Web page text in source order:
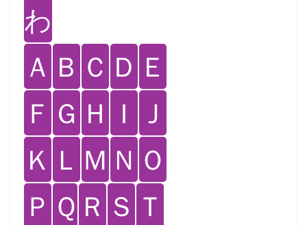
わ
Ａ Ｂ Ｃ Ｄ Ｅ
Ｆ Ｇ Ｈ Ｉ Ｊ
Ｋ Ｌ Ｍ Ｎ Ｏ
Ｐ Ｑ Ｒ Ｓ Ｔ